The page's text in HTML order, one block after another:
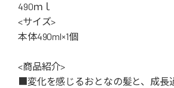
490ｍｌ
<サイズ>
本体490ml×1個
<商品紹介>
■変化を感じるおとなの髪と、成長